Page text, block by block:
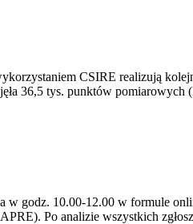
CSIRE realizują
36,5 tys. punktów pomiarowych
godz. 10.00-12.00 w formule
Po analizie wszystkich